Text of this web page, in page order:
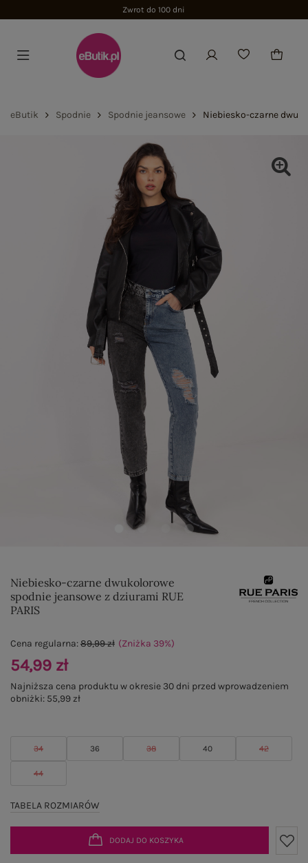
Zwrot do 100 dni
eButik Spodnie Spodnie jeansowe Niebiesko-czarne
Niebiesko-czarne dwukolorowe
spodnie jeansowe z dziurami RUE
PARIS
34 36 38 40 42
44
TABELA ROZMIARÓW
Cena regularna:89,99 zł (Zniżka 39%)
54,99 zł
Najniższa cena produktu w okresie 30 dni przed wprowadzeniem
obniżki: 55,99 zł
DODAJ DO KOSZYKA